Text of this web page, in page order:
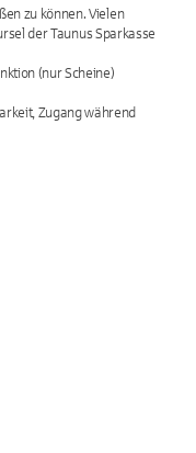
zu können. Vielen
der Taunus Sparkasse
(nur Scheine)
Zugang während